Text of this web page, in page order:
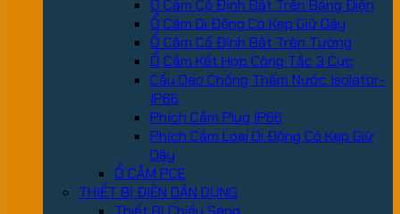
Ổ Cắm Cố Định Bắt Trên Bảng Điện
Ổ Cắm Di Động Có Kẹp Giữ Dây
Ổ Cắm Cố Định Bắt Trên Tường
Ổ Cắm Kết Hợp Công Tắc 3 Cực
Cầu Dao Chống Thấm Nước Isolator-
IP66
Phích Cắm Plug IP66
Phích Cắm Loại Di Động Có Kẹp Giữ
Dây
Ổ CẮM PCE
THIẾT BỊ ĐIỆN DÂN DỤNG